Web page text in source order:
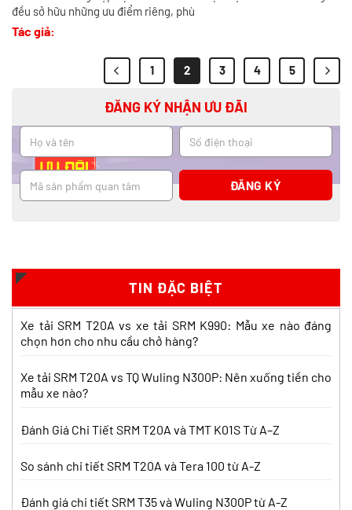
đều sở hữu những ưu điểm riêng, phù
Tác giả:
1 2 3 4 5
ĐĂNG KÝ NHẬN ƯU ĐÃI
TIN ĐẶC BIỆT
Xe tải SRM T20A vs xe tải SRM K990: Mẫu xe nào đáng
chọn hơn cho nhu cầu chở hàng?
Xe tải SRM T20A vs TQ Wuling N300P: Nên xuống tiền cho
mẫu xe nào?
Đánh Giá Chi Tiết SRM T20A và TMT K01S Từ A–Z
So sánh chi tiết SRM T20A và Tera 100 từ A-Z
Đánh giá chi tiết SRM T35 và Wuling N300P từ A-Z
Xe tải SRM T20a thùng kín
Giá: Liên hệ